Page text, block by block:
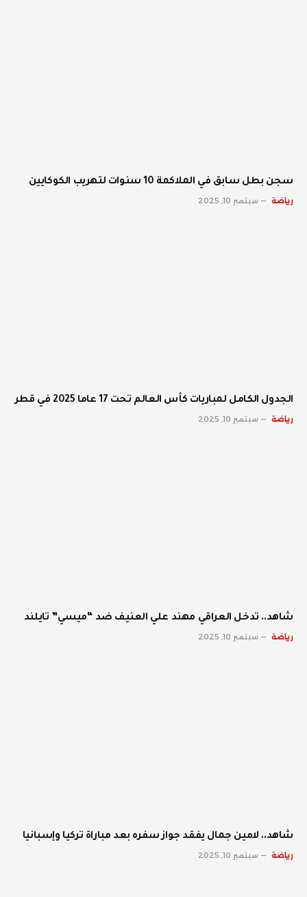
سجن بطل سابق في الملاكمة 10 سنوات لتهريب الكوكايين
رياضة سبتمبر 10, 2025
الجدول الكامل لمباريات كأس العالم تحت 17 عاما 2025 في قطر
رياضة سبتمبر 10, 2025
شاهد.. تدخل العراقي مهند علي العنيف ضد “ميسي” تايلند
رياضة سبتمبر 10, 2025
شاهد.. لامين جمال يفقد جواز سفره بعد مباراة تركيا وإسبانيا
رياضة سبتمبر 10, 2025